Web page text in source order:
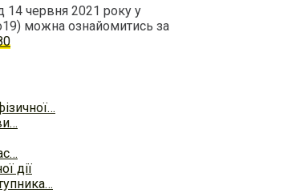
14 червня 2021 року у
можна ознайомитись за
дії